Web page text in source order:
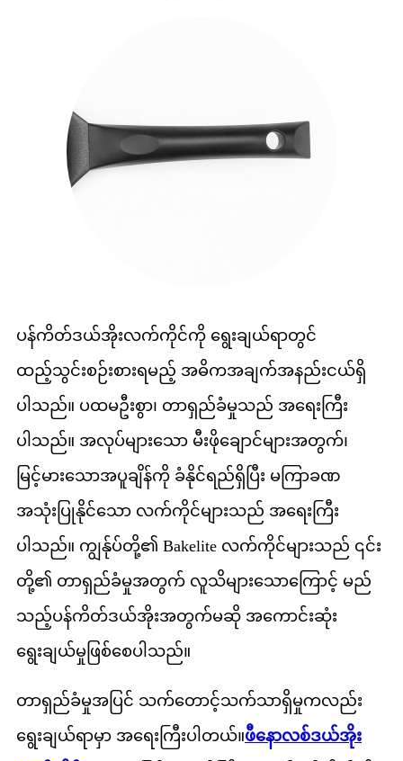
ပန်ကိတ်ဒယ်အိုးလက်ကိုင်ကို ရွေးချယ်ရာတွင်
ထည့်သွင်းစဉ်းစားရမည့် အဓိကအချက်အနည်းငယ်ရှိ
ပါသည်။ ပထမဦးစွာ၊ တာရှည်ခံမှုသည် အရေးကြီး
ပါသည်။ အလုပ်များသော မီးဖိုချောင်များအတွက်၊
မြင့်မားသောအပူချိန်ကို ခံနိုင်ရည်ရှိပြီး မကြာခဏ
အသုံးပြုနိုင်သော လက်ကိုင်များသည် အရေးကြီး
ပါသည်။ ကျွန်ုပ်တို့၏ Bakelite လက်ကိုင်များသည် ၎င်း
တို့၏ တာရှည်ခံမှုအတွက် လူသိများသောကြောင့် မည်
သည့်ပန်ကိတ်ဒယ်အိုးအတွက်မဆို အကောင်းဆုံး
ရွေးချယ်မှုဖြစ်စေပါသည်။
တာရှည်ခံမှုအပြင် သက်တောင့်သက်သာရှိမှုကလည်း
ရွေးချယ်ရာမှာ အရေးကြီးပါတယ်။ဖီနောလစ်ဒယ်အိုး